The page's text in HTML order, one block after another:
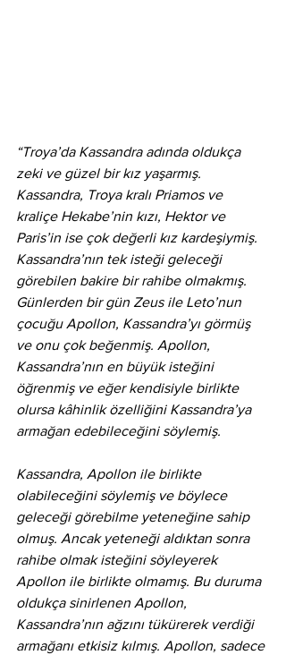
“Troya’da Kassandra adında oldukça
zeki ve güzel bir kız yaşarmış.
Kassandra, Troya kralı Priamos ve
kraliçe Hekabe’nin kızı, Hektor ve
Paris’in ise çok değerli kız kardeşiymiş.
Kassandra’nın tek isteği geleceği
görebilen bakire bir rahibe olmakmış.
Günlerden bir gün Zeus ile Leto’nun
çocuğu Apollon, Kassandra’yı görmüş
ve onu çok beğenmiş. Apollon,
Kassandra’nın en büyük isteğini
öğrenmiş ve eğer kendisiyle birlikte
olursa kâhinlik özelliğini Kassandra’ya
armağan edebileceğini söylemiş.
Kassandra, Apollon ile birlikte
olabileceğini söylemiş ve böylece
geleceği görebilme yeteneğine sahip
olmuş. Ancak yeteneği aldıktan sonra
rahibe olmak isteğini söyleyerek
Apollon ile birlikte olmamış. Bu duruma
oldukça sinirlenen Apollon,
Kassandra’nın ağzını tükürerek verdiği
armağanı etkisiz kılmış. Apollon, sadece